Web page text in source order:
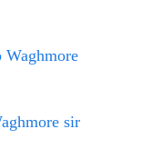
Waghmore
sir